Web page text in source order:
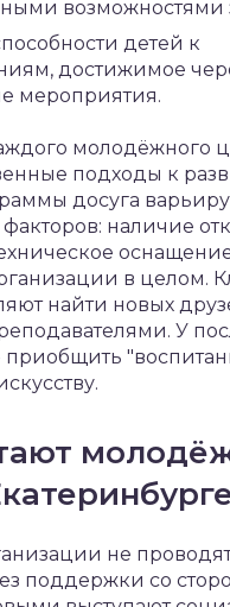
возможностями
детей к
достижимое
мероприятия.
молодёжного
подходы к
досуга
наличие
в целом.
найти новых
У
приобщить
не
поддержки со